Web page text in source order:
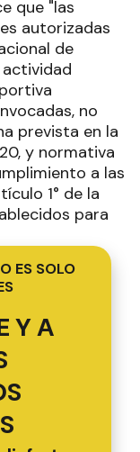
que "las
autorizadas
de
no
prevista en la
y normativa
a las
1° de la
para
ES SOLO
Y A